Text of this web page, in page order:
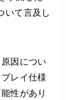
いて言及し
因につい
レイ仕様
性があり